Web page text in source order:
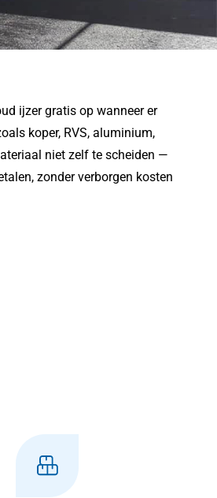
ijzer gratis op wanneer er
koper, RVS, aluminium,
niet zelf te scheiden —
zonder verborgen kosten